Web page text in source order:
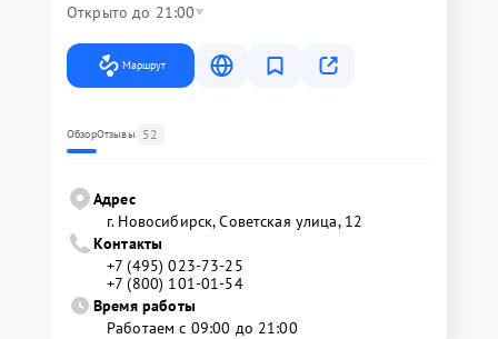
Открыто до 21:00
Маршрут
ОбзорОтзывы 52
Адрес
г. Новосибирск, Советская улица, 12
Контакты
+7 (495) 023-73-25
+7 (800) 101-01-54
Время работы
Работаем с 09:00 до 21:00